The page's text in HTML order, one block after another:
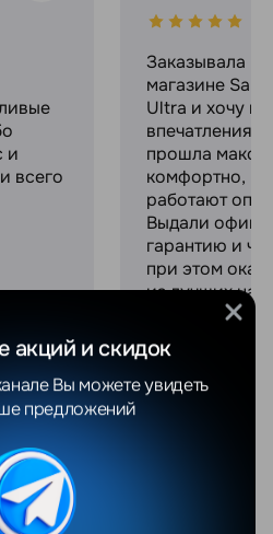
и
всего
Заказывала в
магазине
Ultra и хочу
прошла
комфортно,
работают
Выдали
гарантию и
при этом
из лучших на
Отдельное
безумно
Персонал ...
акций и скидок
Вы можете увидеть
предложений